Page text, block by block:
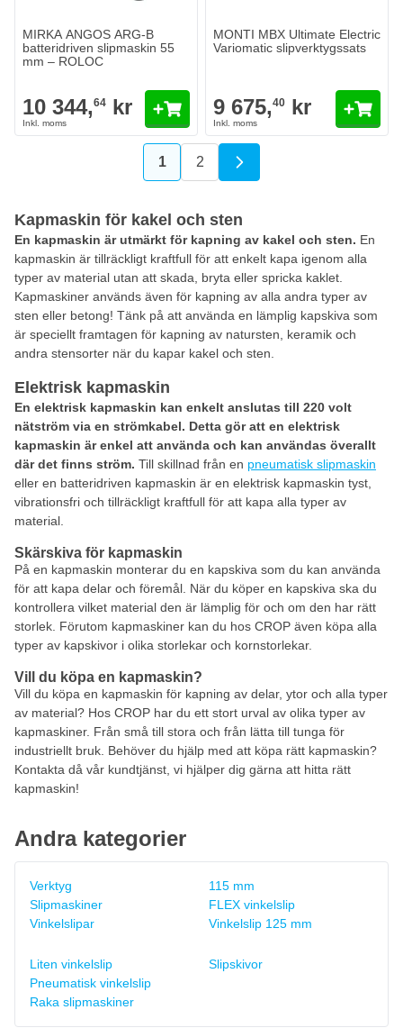
MIRKA ANGOS ARG-B
batteridriven slipmaskin 55
mm – ROLOC
10 344,64 kr
MONTI MBX Ultimate Electric
Variomatic slipverktygssats
9 675,40 kr
You're currently reading page
1 Sida
2
Kapmaskin för kakel och sten
En kapmaskin är utmärkt för kapning av kakel och sten. En
kapmaskin är tillräckligt kraftfull för att enkelt kapa igenom alla
typer av material utan att skada, bryta eller spricka kaklet.
Kapmaskiner används även för kapning av alla andra typer av
sten eller betong! Tänk på att använda en lämplig kapskiva som
är speciellt framtagen för kapning av natursten, keramik och
andra stensorter när du kapar kakel och sten.
Elektrisk kapmaskin
En elektrisk kapmaskin kan enkelt anslutas till 220 volt
nätström via en strömkabel. Detta gör att en elektrisk
kapmaskin är enkel att använda och kan användas överallt
där det finns ström. Till skillnad från en pneumatisk slipmaskin
eller en batteridriven kapmaskin är en elektrisk kapmaskin tyst,
vibrationsfri och tillräckligt kraftfull för att kapa alla typer av
material.
Skärskiva för kapmaskin
På en kapmaskin monterar du en kapskiva som du kan använda
för att kapa delar och föremål. När du köper en kapskiva ska du
kontrollera vilket material den är lämplig för och om den har rätt
storlek. Förutom kapmaskiner kan du hos CROP även köpa alla
typer av kapskivor i olika storlekar och kornstorlekar.
Vill du köpa en kapmaskin?
Vill du köpa en kapmaskin för kapning av delar, ytor och alla typer
av material? Hos CROP har du ett stort urval av olika typer av
kapmaskiner. Från små till stora och från lätta till tunga för
industriellt bruk. Behöver du hjälp med att köpa rätt kapmaskin?
Kontakta då vår kundtjänst, vi hjälper dig gärna att hitta rätt
kapmaskin!
Andra kategorier
Verktyg
Slipmaskiner
Vinkelslipar
115 mm
FLEX vinkelslip
Vinkelslip 125 mm
Liten vinkelslip
Pneumatisk vinkelslip
Raka slipmaskiner
Slipskivor